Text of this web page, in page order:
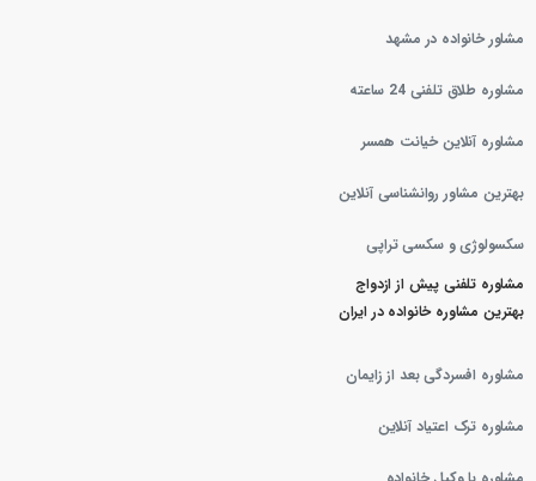
مشاور خانواده در مشهد
مشاوره طلاق تلفنی 24 ساعته
مشاوره آنلاین خیانت همسر
بهترین مشاور روانشناسی آنلاین
سکسولوژی و سکسی تراپی
مشاوره تلفنی پیش از ازدواج
بهترین مشاوره خانواده در ایران
مشاوره افسردگی بعد از زایمان
مشاوره ترک اعتیاد آنلاین